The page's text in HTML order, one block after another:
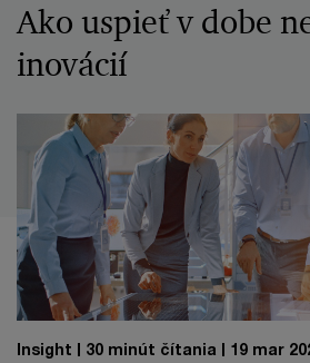
Ako uspieť v dobe
inovácií
Insight 30 minút čítania 19 mar